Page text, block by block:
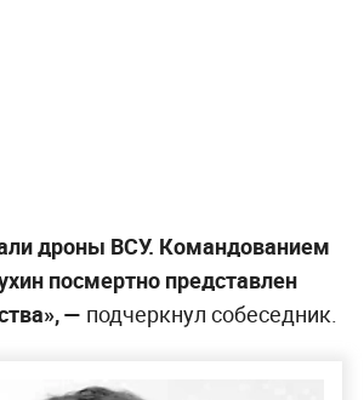
дроны ВСУ. Командованием
посмертно представлен
— подчеркнул собеседник.